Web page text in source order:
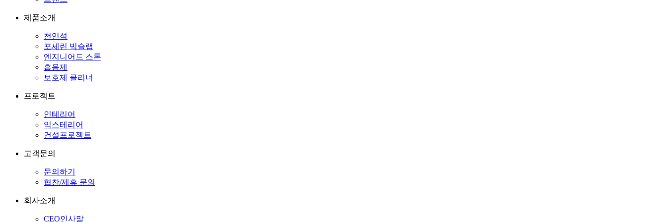
제품소개
천연석
포세린 빅슬랩
엔지니어드 스톤
흡음제
보호제 클리너
프로젝트
인테리어
익스테리어
건설프로젝트
고객문의
문의하기
협찬/제휴 문의
회사소개
CEO인사말